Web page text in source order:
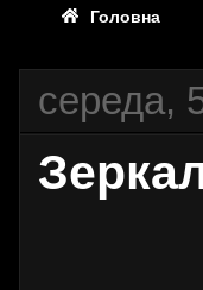
Головна
середа,